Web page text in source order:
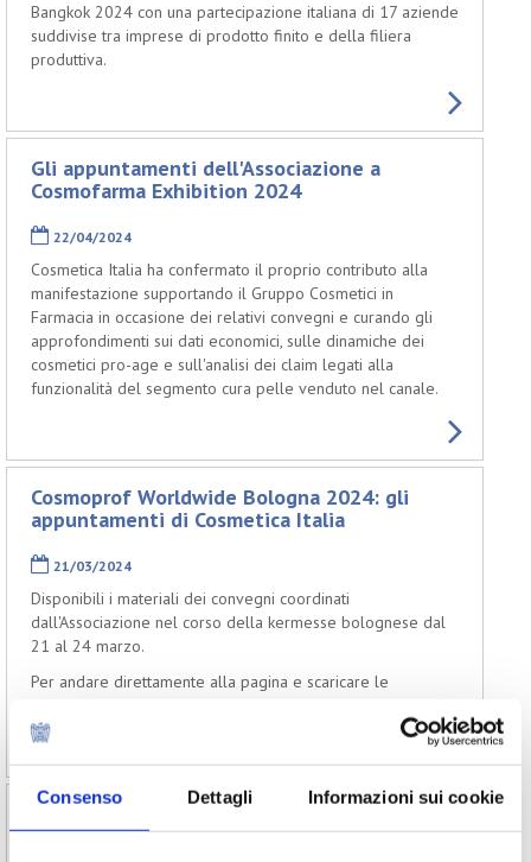
Consenso Dettagli Informazioni sui cookie
Bangkok 2024 con una partecipazione italiana di 17 aziende
suddivise tra imprese di prodotto finito e della filiera
produttiva.
Gli appuntamenti dell'Associazione a
Cosmofarma Exhibition 2024
22/04/2024
Cosmetica Italia ha confermato il proprio contributo alla
manifestazione supportando il Gruppo Cosmetici in
Farmacia in occasione dei relativi convegni e curando gli
approfondimenti sui dati economici, sulle dinamiche dei
cosmetici pro-age e sull'analisi dei claim legati alla
funzionalità del segmento cura pelle venduto nel canale.
Cosmoprof Worldwide Bologna 2024: gli
appuntamenti di Cosmetica Italia
21/03/2024
Disponibili i materiali dei convegni coordinati
dall'Associazione nel corso della kermesse bolognese dal
21 al 24 marzo.
Per andare direttamente alla pagina e scaricare le
Congiuntura, trend e mercati nel settore
cosmetico